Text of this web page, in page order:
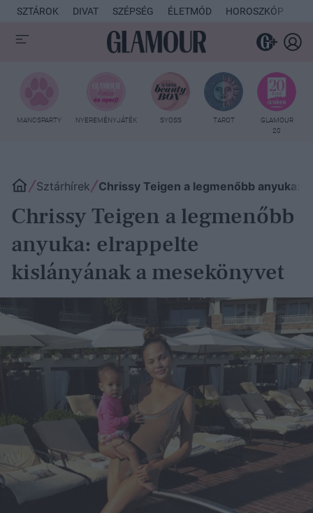
SZTÁROK DIVAT SZÉPSÉG ÉLETMÓD HOROSZKÓP
MANCSPARTY NYEREMÉNYJÁTÉK SYOSS TAROT
GLAMOUR
20
Sztárhírek Chrissy Teigen a legmenőbb anyuka:
Chrissy Teigen a legmenőbb
anyuka: elrappelte
kislányának a mesekönyvet